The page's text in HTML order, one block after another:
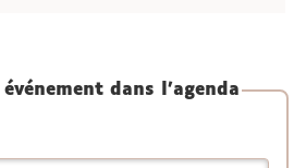
événement dans l'agenda